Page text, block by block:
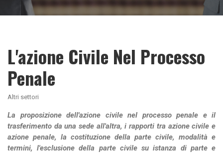
L'azione Civile Nel Processo
Penale
Altri settori
La proposizione dell'azione civile nel processo penale e il
trasferimento da una sede all'altra, i rapporti tra azione civile e
azione penale, la costituzione della parte civile, modalità e
termini, l'esclusione della parte civile su istanza di parte e